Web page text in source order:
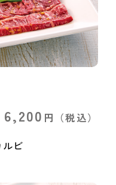
6,200 円 （税込）
ビ